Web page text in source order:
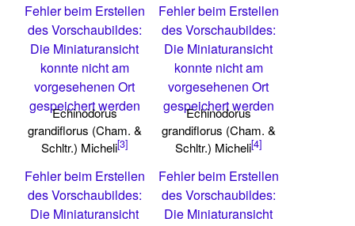
Fehler beim Erstellen
des Vorschaubildes:
Die Miniaturansicht
konnte nicht am
vorgesehenen Ort
gespeichert werden
Echinodorus
grandiflorus (Cham. &
Schltr.) Micheli[3]
Fehler beim Erstellen
des Vorschaubildes:
Die Miniaturansicht
konnte nicht am
vorgesehenen Ort
gespeichert werden
Echinodorus
grandiflorus (Cham. &
Schltr.) Micheli[4]
Fehler beim Erstellen
des Vorschaubildes:
Die Miniaturansicht
Fehler beim Erstellen
des Vorschaubildes:
Die Miniaturansicht